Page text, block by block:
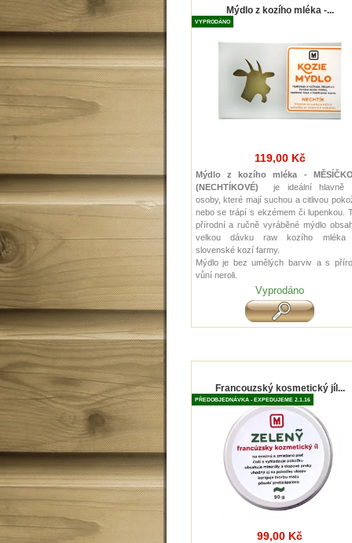
Mýdlo z kozího mléka -...
VYPRODÁNO
119,00 Kč
Mýdlo z kozího mléka -
(NECHTÍKOVÉ) je ideální hlavně
osoby, které mají suchou a citlivou
nebo se trápí s ekzémem či lupenkou.
přírodní a ručně vyráběné mýdlo
velkou dávku raw kozího mléka
slovenské kozí farmy.
Mýdlo je bez umělých barviv a s
vůní neroli.
Vyprodáno
Francouzský kosmetický jíl...
PŘEDOBJEDNÁVKA - EXPEDUJEME 2.1.16
99,00 Kč